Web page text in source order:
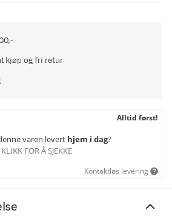
kjøp og fri retur
Alltid først!
varen levert hjem i dag?
KLIKK FOR Å SJEKKE
Kontaktløs levering